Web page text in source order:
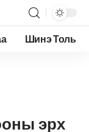
Шинэ Толь
эрх